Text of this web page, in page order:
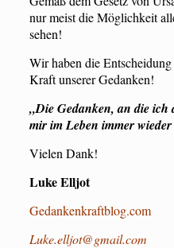
nur meist die Möglichkeit
sehen!
Wir haben die
Kraft unserer Gedanken!
„Die Gedanken, an die ich
mir im Leben immer
Vielen Dank!
Luke Elljot
Gedankenkraftblog.com
Luke.elljot@gmail.com